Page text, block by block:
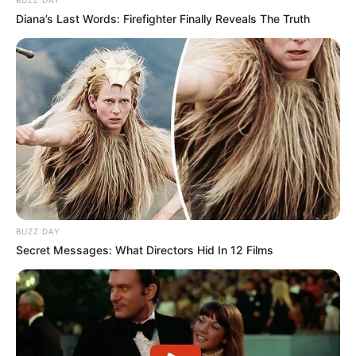
17:30 / 05 Avqust 2026 HÜQUQ
Vəkil alimentlə bağlı valideynlərin bilməli
olduğu hüquqlarıaçıqladı
80 0 0
Diana’s Last Words: Firefighter Finally Reveals The Truth
BUZZ DAY
Secret Messages: What Directors Hid In 12 Films